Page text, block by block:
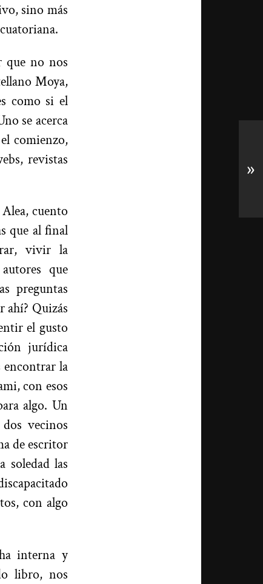
sino más
que no nos
Moya,
como si el
se acerca
comienzo,
revistas
cuento
que al final
vivir la
que
preguntas
ahí? Quizás
el gusto
jurídica
la
con esos
algo. Un
vecinos
de escritor
soledad las
con algo
interna y
libro, nos
»